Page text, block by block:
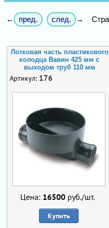
← пред. след. →
Лотковая часть пластикового
колодца Вавин 425 мм с
выходом труб 110 мм
Артикул: 176
Цена: 16500 руб./шт.
Купить